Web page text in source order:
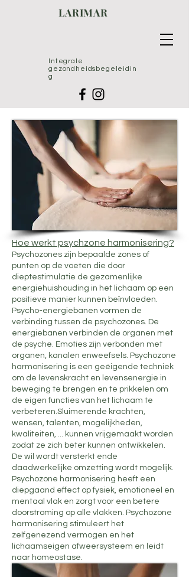
Integrale
gezondheidsbegeleidin
g
LARIMAR
Hoe werkt psychzone harmonisering?
Psychozones zijn bepaalde zones of
punten op de voeten die door
dieptestimulatie de gezamenlijke
energiehuishouding in het lichaam op een
positieve manier kunnen beïnvloeden.
Psycho-energiebanen vormen de
verbinding tussen de psychozones. De
energiebanen verbinden de organen met
de psyche. Emoties zijn verbonden met
organen, kanalen enweefsels. Psychozone
harmonisering is een geëigende techniek
om de levenskracht en levensenergie in
beweging te brengen en te prikkelen om
de eigen functies van het lichaam te
verbeteren.Sluimerende krachten,
wensen, talenten, mogelijkheden,
kwaliteiten, ... kunnen vrijgemaakt worden
zodat ze zich beter kunnen ontwikkelen.
De wil wordt versterkt ende
daadwerkelijke omzetting wordt mogelijk.
Psychozone harmonisering heeft een
diepgaand effect op fysiek, emotioneel en
mentaal vlak en zorgt voor een betere
doorstroming op alle vlakken. Psychozone
harmonisering stimuleert het
zelfgenezend vermogen en het
lichaamseigen afweersysteem en leidt
naar homeostase.